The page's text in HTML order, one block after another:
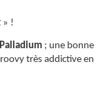
» !
; une bonne
très addictive en